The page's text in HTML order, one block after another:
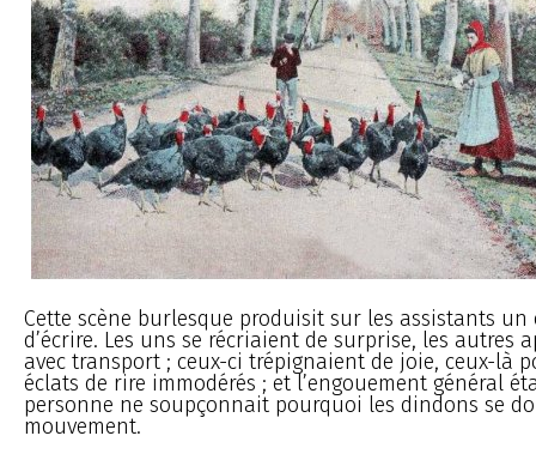
Cette scène burlesque produisit sur les assistants
d’écrire. Les uns se récriaient de surprise, les autres
avec transport ; ceux-ci trépignaient de joie, ceux-là
éclats de rire immodérés ; et l’engouement général
personne ne soupçonnait pourquoi les dindons se
mouvement.